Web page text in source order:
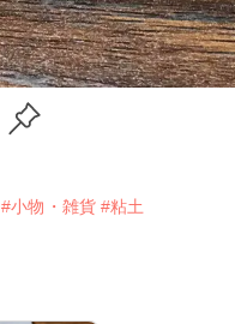
#小物・雑貨 #粘土